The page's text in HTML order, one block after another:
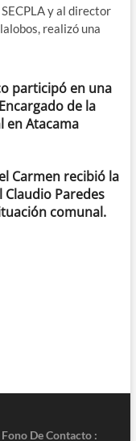
y al director
realizó una
participó en una
de la
en Atacama
Carmen recibió la
Claudio Paredes
comunal.
De Contacto :